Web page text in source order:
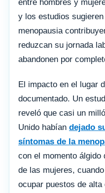
entre hombres y
y los estudios
menopausia
reduzcan su jornada
abandonen por
El impacto en el lugar
documentado. Un
reveló que casi un
Unido habían dejado
síntomas de la
con el momento álgido
de las mujeres,
ocupar puestos de